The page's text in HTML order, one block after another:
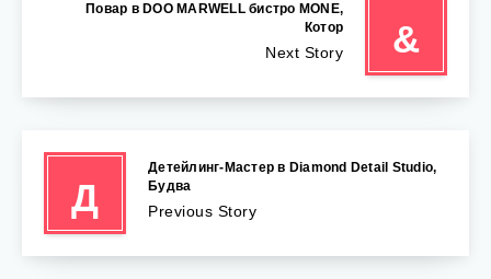
&
‍ Повар в DOO MARWELL бистро MONE,
Котор
Next Story
Д
Детейлинг-Мастер в Diamond Detail Studio,
Будва
Previous Story